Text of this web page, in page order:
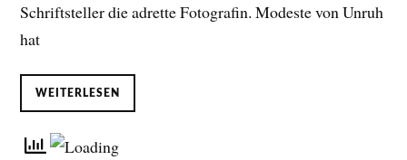
Schriftsteller die adrette Fotografin. Modeste von Unruh
hat
WEITERLESEN